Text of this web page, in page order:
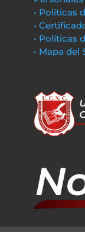
• Políticas
•
• Políticas
• Mapa del